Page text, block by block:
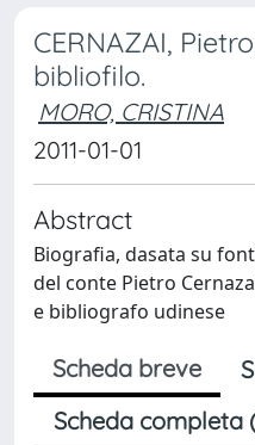
CERNAZAI,
bibliofilo.
MORO, CRISTINA
2011-01-01
Abstract
Biografia, dasata su
del conte Pietro
e bibliografo udinese
Scheda breve
Scheda completa